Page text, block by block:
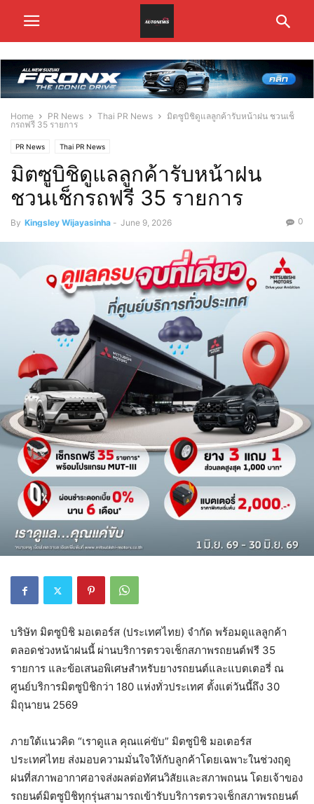
Home PR News Thai PR News
มิตซูบิชิดูแลลูกค้ารับหน้าฝน ชวนเช็
กรถฟรี 35 รายการ
PR News Thai PR News
มิตซูบิชิดูแลลูกค้ารับหน้าฝน
ชวนเช็กรถฟรี 35 รายการ
By Kingsley Wijayasinha - June 9, 2026 0
บริษัท มิตซูบิชิ มอเตอร์ส (ประเทศไทย) จำกัด พร้อมดูแลลูกค้า
ตลอดช่วงหน้าฝนนี้ ผ่านบริการตรวจเช็กสภาพรถยนต์ฟรี 35
รายการ และข้อเสนอพิเศษสำหรับยางรถยนต์และแบตเตอรี่ ณ
ศูนย์บริการมิตซูบิชิกว่า 180 แห่งทั่วประเทศ ตั้งแต่วันนี้ถึง 30
มิถุนายน 2569
ภายใต้แนวคิด “เราดูแล คุณแค่ขับ” มิตซูบิชิ มอเตอร์ส
ประเทศไทย ส่งมอบความมั่นใจให้กับลูกค้าโดยเฉพาะในช่วงฤดู
ฝนที่สภาพอากาศอาจส่งผลต่อทัศนวิสัยและสภาพถนน โดยเจ้าของ
รถยนต์มิตซูบิชิทุกรุ่นสามารถเข้ารับบริการตรวจเช็กสภาพรถยนต์